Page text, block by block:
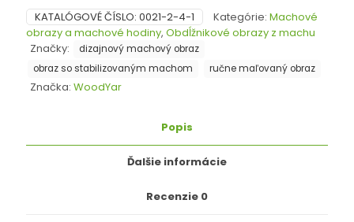
na
objednávku
s
ručnou
maľbou
–
a
KATALÓGOVÉ ČÍSLO: 0021-2-4-1 Kategórie: Machové
obrazy a machové hodiny, Obdĺžnikové obrazy z machu
Značky:
dizajnový machový obraz
obraz so stabilizovaným machom
ručne maľovaný obraz
Značka: WoodYar
Popis
Ďalšie informácie
Recenzie 0